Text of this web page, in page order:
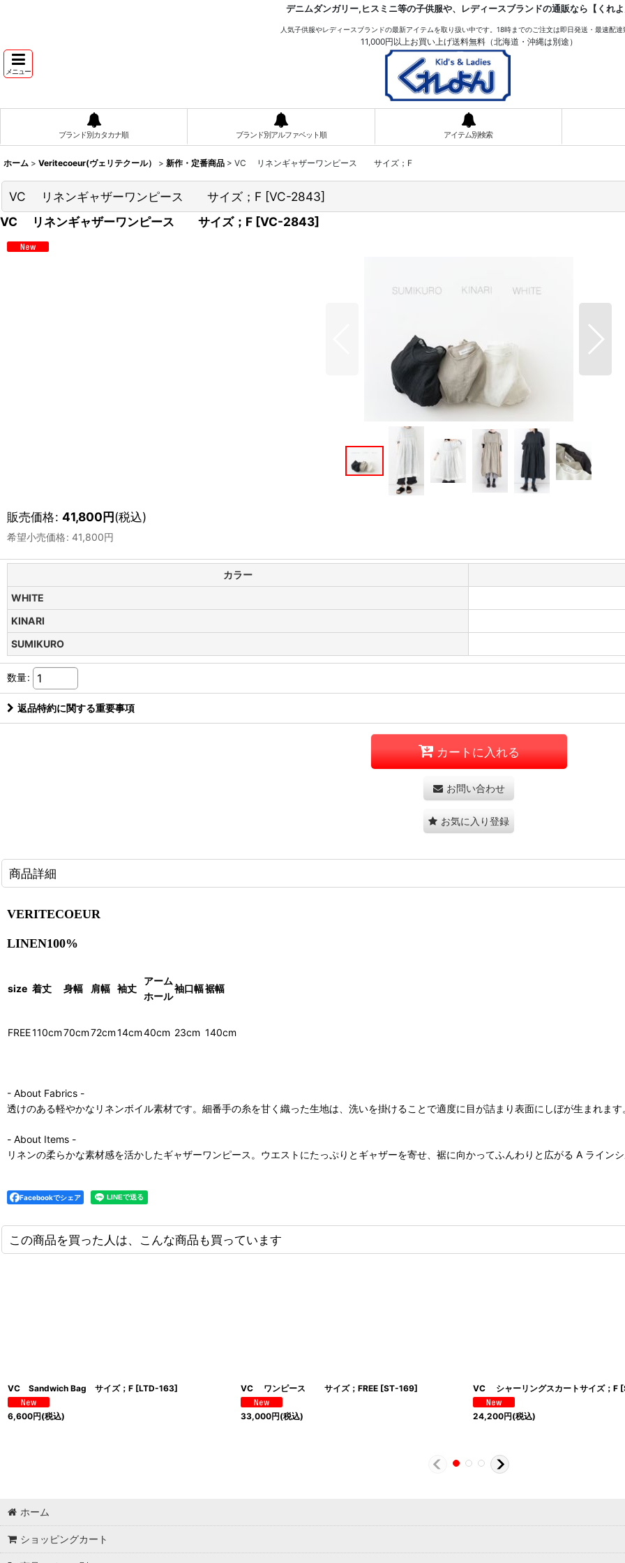
デニムダンガリー,ヒスミニ等の子供服や、レディースブランドの通販なら【くれ
人気子供服やレディースブランドの最新アイテムを取り扱い中です。18時までのご注文は即日発送・最速配達
11,000円以上お買い上げ送料無料（北海道・沖縄は別途）
メニュー
ブランド別カタカナ順 ブランド別アルファベット順 アイテム別検索
ホーム > Veritecoeur(ヴェリテクール） > 新作・定番商品 > VC リネンギャザーワンピース サイズ；F
VC リネンギャザーワンピース サイズ；F [VC-2843]
VC リネンギャザーワンピース サイズ；F [VC-2843]
販売価格: 41,800円(税込)
希望小売価格: 41,800円
カラー
WHITE
KINARI
SUMIKURO
数量:
返品特約に関する重要事項
カートに入れる
お問い合わせ
お気に入り登録
商品詳細
VERITECOEUR
LINEN100%
size 着丈 身幅 肩幅 袖丈
アーム
ホール
袖口幅裾幅
FREE110cm70cm72cm14cm40cm 23cm 140cm
- About Fabrics -
透けのある軽やかなリネンボイル素材です。細番手の糸を甘く織った生地は、洗いを掛けることで適度に目が詰まり表面にしぼが生まれま
- About Items -
リネンの柔らかな素材感を活かしたギャザーワンピース。ウエストにたっぷりとギャザーを寄せ、裾に向かってふんわりと広がる A ライン
Facebookでシェア
この商品を買った人は、こんな商品も買っています
VC Sandwich Bag サイズ；F [LTD-163]
6,600円(税込)
VC ワンピース サイズ；FREE [ST-169]
33,000円(税込)
VC シャーリングスカートサイズ；F [
24,200円(税込)
ホーム
ショッピングカート